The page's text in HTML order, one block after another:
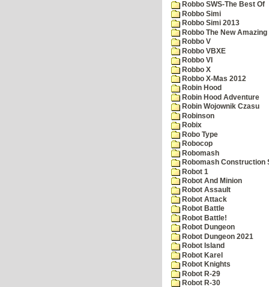
Robbo SWS-The Best Of
Robbo Simi
Robbo Simi 2013
Robbo The New
Robbo V
Robbo VBXE
Robbo VI
Robbo X
Robbo X-Mas 2012
Robin Hood
Robin Hood Adventure
Robin Wojownik Czasu
Robinson
Robix
Robo Type
Robocop
Robomash
Robomash Construction
Robot 1
Robot And Minion
Robot Assault
Robot Attack
Robot Battle
Robot Battle!
Robot Dungeon
Robot Dungeon 2021
Robot Island
Robot Karel
Robot Knights
Robot R-29
Robot R-30